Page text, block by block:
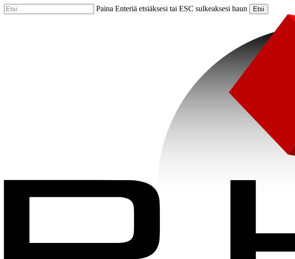
Skip
to
Paina Enteriä etsiäksesi tai ESC sulkeaksesi haun Etsi